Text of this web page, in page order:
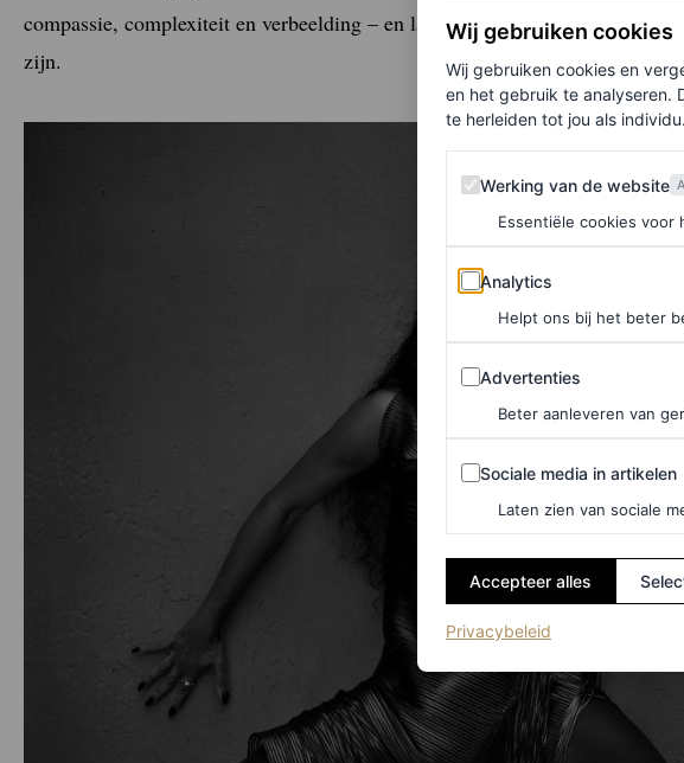
compassie, complexiteit en verbeelding – en laat zien hoe juist die drie
zijn.
Wij gebruiken cookies
Wij gebruiken cookies en
en het gebruik te analyseren.
te herleiden tot jou als individu.
Werking van de website
Werking van de website
Essentiële cookies
Analytics
Analytics
Helpt ons bij het beter
Advertenties
Advertenties
Beter aanleveren van
Sociale media in artikelen
Sociale media in artikelen
Laten zien van sociale
Accepteer alles
Privacybeleid